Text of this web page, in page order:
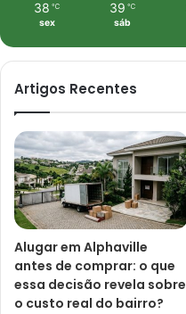
38 ℃
sex
39 ℃
sáb
Artigos Recentes
Alugar em Alphaville
antes de comprar: o que
essa decisão revela sobre
o custo real do bairro?